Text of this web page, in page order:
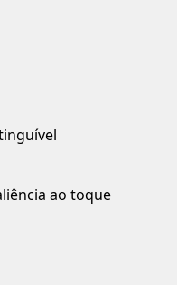
ao toque